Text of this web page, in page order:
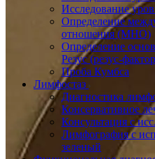
Исследование
Определение
отношения (МНО)
Определение
Резус (резус-
Проба Кумбса
Лимфостаз
Диагностика
Консервативное
Консультация с
Лимфография с
зеленый